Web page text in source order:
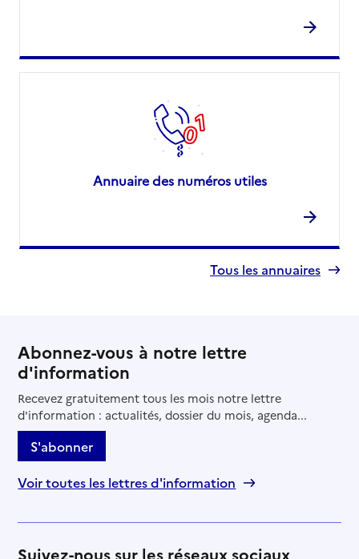
Annuaire des numéros utiles
Tous les annuaires
Abonnez-vous à notre lettre
d'information
Recevez gratuitement tous les mois notre lettre
d'information : actualités, dossier du mois, agenda...
S'abonner
Voir toutes les lettres d'information
Suivez-nous sur les réseaux sociaux